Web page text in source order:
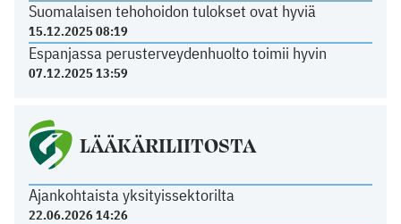
Suomalaisen tehohoidon tulokset ovat hyviä
15.12.2025 08:19
Espanjassa perusterveydenhuolto toimii hyvin
07.12.2025 13:59
LÄÄKÄRILIITOSTA
Ajankohtaista yksityissektorilta
22.06.2026 14:26